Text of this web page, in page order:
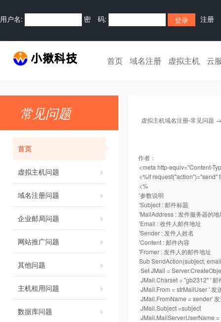
用户名: 密 码: 注册
首页 域名注册 虚拟主机 云
常见问题
首页
虚拟主机问题
域名注册问题
企业邮局问题
网站推广问题
其他问题
主机租用问题
数据库问题
虚拟主机域名注册-常见问题
作者：
<meta http-equiv="Content-
<%if request("action")="send"
<%
'参数说明
'Subject : 邮件标题
'MailAddress : 发件服务器的
'Email : 收件人邮件地址
'Sender : 发件人姓名
'Content : 邮件内容
'Fromer : 发件人的邮件地址
Sub SendAction(subject,
Set JMail =
JMail.Charset = "gb2312" '
JMail.From = strMailUser ' 发
JMail.FromName = sender'
JMail.Subject =subject
JMail.MailServerUserName